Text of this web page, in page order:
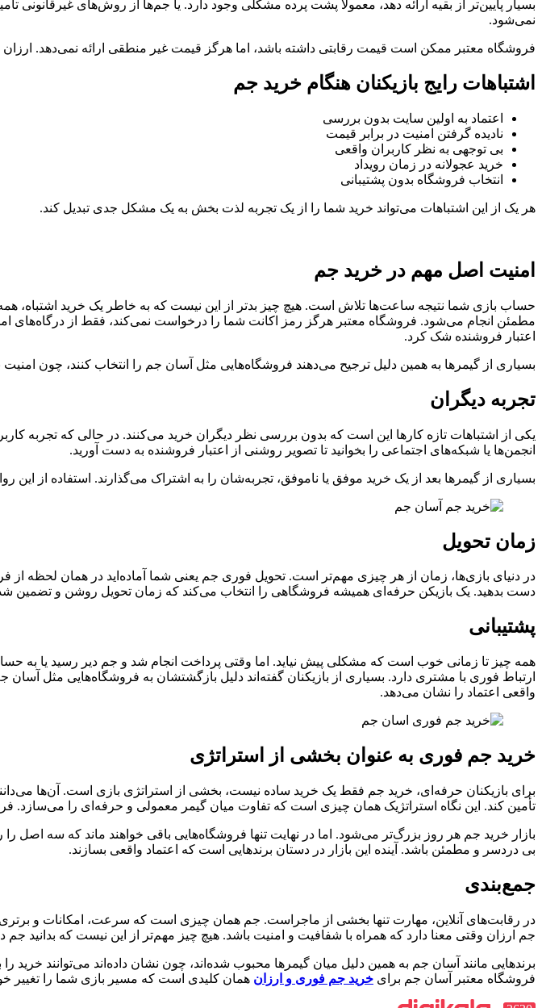
بسیار پایین‌تر از بقیه ارائه دهد، معمولاً پشت پرده مشکلی وجود دارد. یا جم‌ها از روش‌های
نمی‌شود.
فروشگاه معتبر ممکن است قیمت رقابتی داشته باشد، اما هرگز قیمت غیر منطقی ارائه نمی‌دهد.
اشتباهات رایج بازیکنان هنگام خرید جم
اعتماد به اولین سایت بدون بررسی
نادیده گرفتن امنیت در برابر قیمت
بی‌ توجهی به نظر کاربران واقعی
خرید عجولانه در زمان رویداد
انتخاب فروشگاه بدون پشتیبانی
هر یک از این اشتباهات می‌تواند خرید شما را از یک تجربه لذت ‌بخش به یک مشکل جدی تبدیل کند.
امنیت اصل مهم در خرید جم
حساب بازی شما نتیجه ساعت‌ها تلاش است. هیچ‌ چیز بدتر از این نیست که به خاطر یک خرید اشتباه،
مطمئن انجام می‌شود. فروشگاه معتبر هرگز رمز اکانت شما را درخواست نمی‌کند، فقط از درگاه‌های
اعتبار فروشنده شک کرد.
بسیاری از گیمرها به همین دلیل ترجیح می‌دهند فروشگاه‌هایی مثل آسان جم را انتخاب کنند، چون
تجربه دیگران
یکی از اشتباهات تازه‌ کارها این است که بدون بررسی نظر دیگران خرید می‌کنند. در حالی که تجربه
انجمن‌ها یا شبکه‌های اجتماعی را بخوانید تا تصویر روشنی از اعتبار فروشنده به دست آورید.
بسیاری از گیمرها بعد از یک خرید موفق یا ناموفق، تجربه‌شان را به اشتراک می‌گذارند. استفاده از این
زمان تحویل
در دنیای بازی‌ها، زمان از هر چیزی مهم‌تر است. تحویل فوری جم یعنی شما آماده‌اید در همان لحظه از
دست بدهید. یک بازیکن حرفه‌ای همیشه فروشگاهی را انتخاب می‌کند که زمان تحویل روشن و تضمین
پشتیبانی
همه‌ چیز تا زمانی خوب است که مشکلی پیش نیاید. اما وقتی پرداخت انجام شد و جم دیر رسید یا به
ارتباط فوری با مشتری دارد. بسیاری از بازیکنان گفته‌اند دلیل بازگشتشان به فروشگاه‌هایی
واقعی اعتماد را نشان می‌دهد.
خرید جم فوری به ‌عنوان بخشی از استراتژی
برای بازیکنان حرفه‌ای، خرید جم فقط یک خرید ساده نیست، بخشی از استراتژی بازی است. آن‌ها می‌دانند
تأمین کند. این نگاه استراتژیک همان چیزی است که تفاوت میان گیمر معمولی و حرفه‌ای را
بازار خرید جم هر روز بزرگ‌تر می‌شود. اما در نهایت تنها فروشگاه‌هایی باقی خواهند ماند که سه اصل
بی‌ دردسر و مطمئن باشد. آینده این بازار در دستان برندهایی است که اعتماد واقعی بسازند.
جمع‌بندی
در رقابت‌های آنلاین، مهارت تنها بخشی از ماجراست. جم همان چیزی است که سرعت، امکانات و
جم ارزان وقتی معنا دارد که همراه با شفافیت و امنیت باشد. هیچ چیز مهم‌تر از این نیست که
برندهایی مانند آسان جم به همین دلیل میان گیمرها محبوب شده‌اند، چون نشان داده‌اند می‌توانند
فروشگاه معتبر آسان جم برای خرید جم فوری و ارزان همان کلیدی است که مسیر بازی شما را تغییر